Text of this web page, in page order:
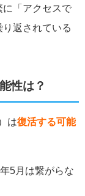
に「アクセスで
返されている
性は？
は復活する可能
5月は繋がらな